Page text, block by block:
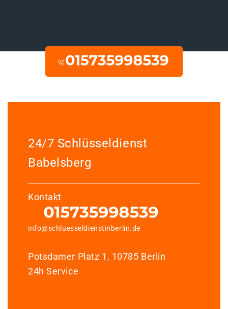
24/7 Schlüsseldienst
Babelsberg
Kontakt
info@schluesseldienstinberlin.de
Potsdamer Platz 1, 10785 Berlin
24h Service